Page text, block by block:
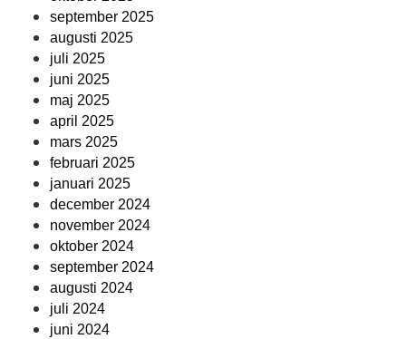
september 2025
augusti 2025
juli 2025
juni 2025
maj 2025
april 2025
mars 2025
februari 2025
januari 2025
december 2024
november 2024
oktober 2024
september 2024
augusti 2024
juli 2024
juni 2024